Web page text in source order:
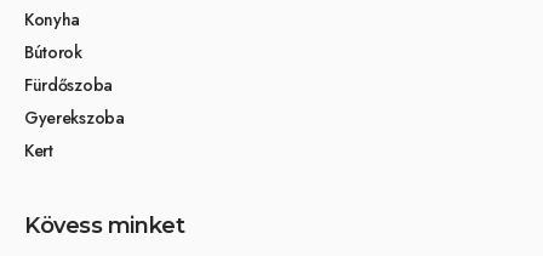
Konyha
Bútorok
Fürdőszoba
Gyerekszoba
Kert
Kövess minket